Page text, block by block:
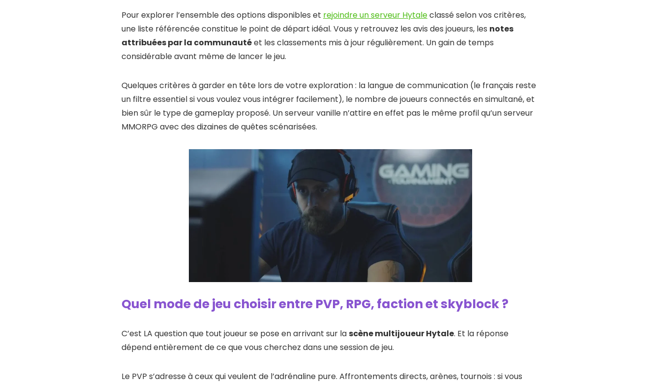
Pour explorer l’ensemble des options disponibles et rejoindre un serveur Hytaleclassé selon vos critères,
une liste référencée constitue le point de départ idéal. Vous y retrouvez les avis des joueurs, les notes
attribuées par la communautéet les classements mis à jour régulièrement. Un gain de temps
considérable avant même de lancer le jeu.
Quelques critères à garder en tête lors de votre exploration : la langue de communication (le français reste
un filtre essentiel si vous voulez vous intégrer facilement), le nombre de joueurs connectés en simultané, et
bien sûr le type de gameplay proposé. Un serveur vanille n’attire en effet pas le même profil qu’un serveur
MMORPG avec des dizaines de quêtes scénarisées.
Quel mode de jeu choisir entre PVP, RPG, faction et skyblock ?
C’est LA question que tout joueur se pose en arrivant sur lascène multijoueur Hytale. Et la réponse
dépend entièrement de ce que vous cherchez dans une session de jeu.
Le PVP s’adresse à ceux qui veulent de l’adrénaline pure. Affrontements directs, arènes, tournois : si vous